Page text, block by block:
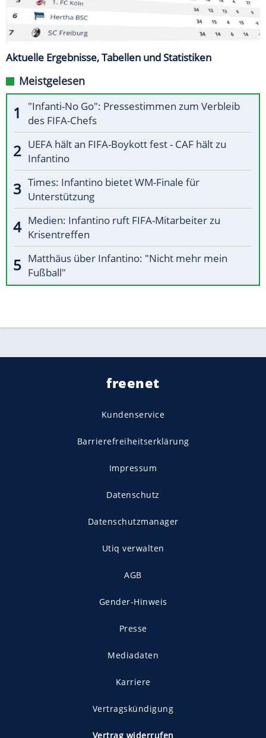
Aktuelle Ergebnisse, Tabellen und Statistiken
Meistgelesen
"Infanti-No Go": Pressestimmen zum Verbleib
des FIFA-Chefs
UEFA hält an FIFA-Boykott fest - CAF hält zu
Infantino
Times: Infantino bietet WM-Finale für
Unterstützung
Medien: Infantino ruft FIFA-Mitarbeiter zu
Krisentreffen
Matthäus über Infantino: "Nicht mehr mein
Fußball"
freenet
Kundenservice
Barrierefreiheitserklärung
Impressum
Datenschutz
Datenschutzmanager
Utiq verwalten
AGB
Gender-Hinweis
Presse
Mediadaten
Karriere
Vertragskündigung
Vertrag widerrufen